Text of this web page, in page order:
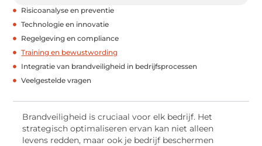
Risicoanalyse en preventie
Technologie en innovatie
Regelgeving en compliance
Training en bewustwording
Integratie van brandveiligheid in bedrijfsprocessen
Veelgestelde vragen
Brandveiligheid is cruciaal voor elk bedrijf. Het
strategisch optimaliseren ervan kan niet alleen
levens redden, maar ook je bedrijf beschermen